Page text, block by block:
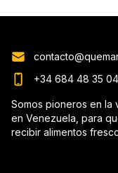
+34 684 48 35 04
Somos pioneros en la
en Venezuela, para
recibir alimentos